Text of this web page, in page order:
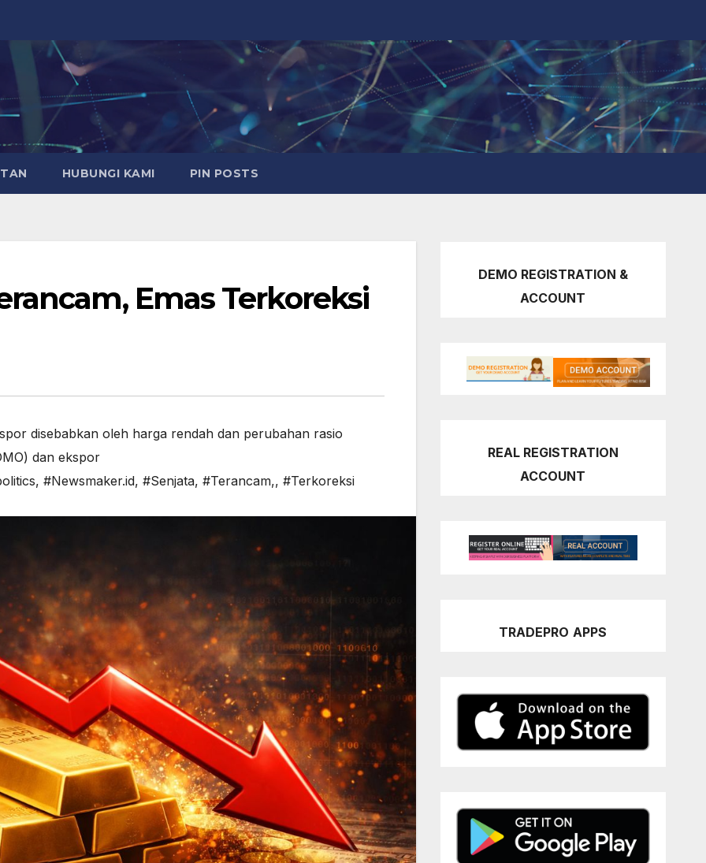
HUBUNGI KAMI PIN POSTS
Emas Terkoreksi
disebabkan oleh harga rendah dan perubahan rasio
dan ekspor
, #Newsmaker.id, #Senjata, #Terancam,, #Terkoreksi
DEMO REGISTRATION &
ACCOUNT
REAL REGISTRATION
ACCOUNT
TRADEPRO APPS